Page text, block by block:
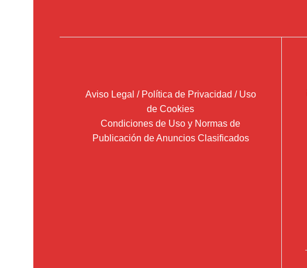
Aviso Legal / Política de Privacidad / Uso
de Cookies
Condiciones de Uso y Normas de
Publicación de Anuncios Clasificados